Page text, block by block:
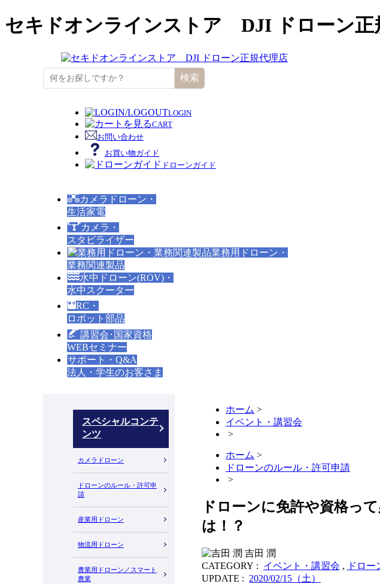
セキドオンラインストア DJI ドローン正
検索
LOGIN
CART
お問い合わせ
お買い物ガイド
ドローンガイド
カメラドローン・
生活家電
カメラ・
スタビライザー
業務用ドローン・
業務関連製品
水中ドローン(ROV)・
水中スクーター
RC・
ロボット部品
講習会･国家資格
WEBセミナー
サポート・Q&A
法人・学生のお客さま
スペシャルコンテ
ンツ
カメラドローン
ドローンのルール・許可申
請
産業用ドローン
物流用ドローン
農業用ドローン／スマート
農業
ホーム >
イベント・講習会
>
ホーム >
ドローンのルール・許可申請
>
ドローンに免許や資格っ
は！？
吉田 潤
CATEGORY : イベント・講習会 , ドロ
UPDATE : 2020/02/15（土）